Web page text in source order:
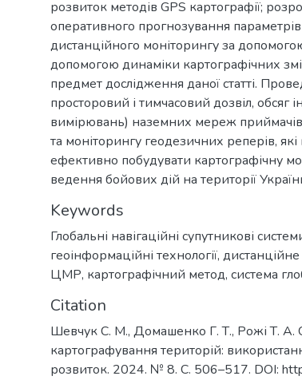
розвиток методів GPS картографії;
оперативного прогнозування
дистанційного моніторингу за
допомогою динаміки картографічних
предмет дослідження даної статті.
просторовий і тимчасовий дозвіл, обсяг
вимірювань) наземних мереж
та моніторингу геодезичних реперів,
ефективно побудувати картографічну
ведення бойових дій на території
Keywords
Глобальні навігаційні супутникові
геоінформаційні технології,
ЦМР, картографічний метод, система
Citation
Шевчук С. М., Домашенко Г. Т., Рожі Т. А.
картографування територій:
розвиток. 2024. № 8. С. 506–517. DOI: